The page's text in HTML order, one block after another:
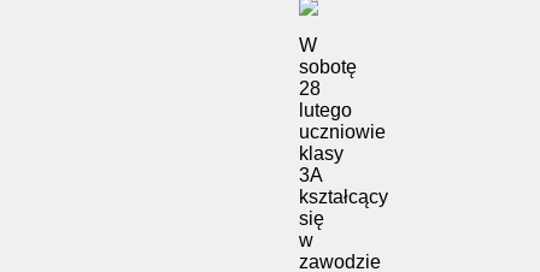
W
sobotę
28
lutego
uczniowie
klasy
3A
kształcący
się
w
zawodzie